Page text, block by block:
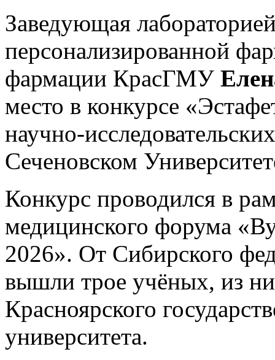
Заведующая
персонализированной
фармации КрасГМУ
место в конкурсе
научно-
Сеченовском
Конкурс проводился в
медицинского форума
2026». От Сибирского
вышли трое учёных, из
Красноярского
университета.